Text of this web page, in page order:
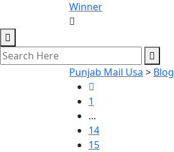
Winner
Punjab Mail Usa > Blog
1
…
14
15